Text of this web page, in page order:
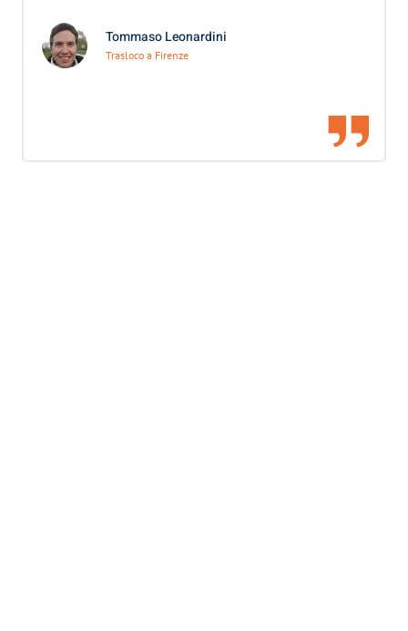
Tommaso Leonardini
Trasloco a Firenze